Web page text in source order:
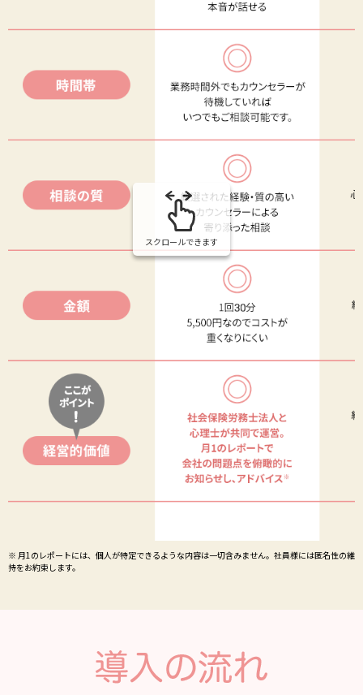
スクロールできます
※ 月1のレポートには、個人が特定できるような内容は一切含みません。社員様には匿名性の維
持をお約束します。